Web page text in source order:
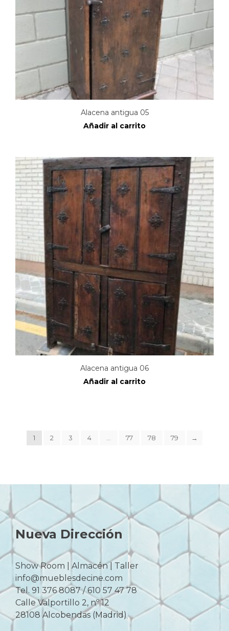
Alacena antigua 05
Añadir al carrito
Alacena antigua 06
Añadir al carrito
1 2 3 4 77 78 79 →
Nueva Dirección
Show Room | Almacén | Taller
info@mueblesdecine.com
Tel. 91 376 8087 / 610 57 47 78
Calle Valportillo 2, nº 12
28108 Alcobendas (Madrid)